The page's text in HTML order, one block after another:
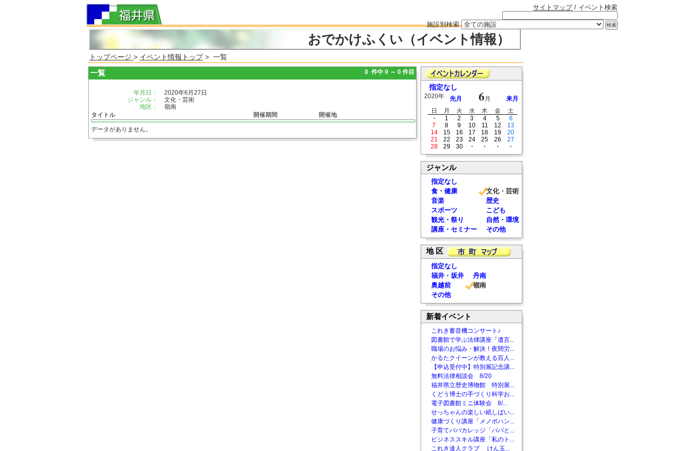
サイトマップ/ イベント検索
施設別検索
おでかけふくい（イベント情報）
トップページ > イベント情報トップ> 一覧
一覧 0 件中 0 ～ 0 件目
年月日：
2020年6月27日
ジャンル：
文化・芸術
地区：
嶺南
タイトル
開催期間 開催地
データがありません。
指定なし
2020年 先月 6月
来月
日
月 火 水 木 金
土
・
1 2 3 4 5
6
7
8 9 10 11 12
13
14
15 16 17 18 19
20
21
22 23 24 25 26
27
28
29 30 ・ ・ ・ ・
ジャンル
指定なし
食・健康
文化・芸術
音楽
歴史
スポーツ
こども
観光・祭り
自然・環境
講座・セミナー
その他
地 区
指定なし
福井・坂井
丹南
奥越前
嶺南
その他
新着イベント
これき蓄音機コンサート♪
図書館で学ぶ法律講座「遺言...
職場のお悩み・解決！夜間労...
かるたクイーンが教える百人...
【申込受付中】特別展記念講...
無料法律相談会 8/20
福井県立歴史博物館 特別展...
くどう博士の手づくり科学お...
電子図書館ミニ体験会 8/...
せっちゃんの楽しい紙しばい...
健康づくり講座「メノポハン...
子育てパパカレッジ「パパと...
ビジネススキル講座「私のト...
これき達人クラブ けん玉...